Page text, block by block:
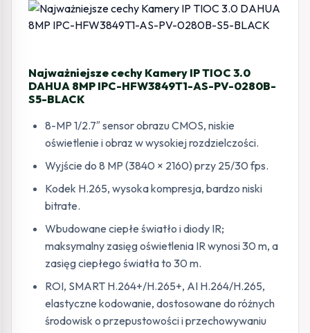
Najważniejsze cechy Kamery IP TIOC 3.0
DAHUA 8MP IPC-HFW3849T1-AS-PV-0280B-
S5-BLACK
8-MP 1/2.7″ sensor obrazu CMOS, niskie
oświetlenie i obraz w wysokiej rozdzielczości.
Wyjście do 8 MP (3840 × 2160) przy 25/30 fps.
Kodek H.265, wysoka kompresja, bardzo niski
bitrate.
Wbudowane ciepłe światło i diody IR;
maksymalny zasięg oświetlenia IR wynosi 30 m, a
zasięg ciepłego światła to 30 m.
ROI, SMART H.264+/H.265+, AI H.264/H.265,
elastyczne kodowanie, dostosowane do różnych
środowisk o przepustowości i przechowywaniu